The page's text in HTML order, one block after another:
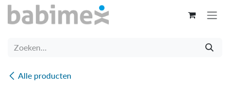
Overslaan naar inhoud
Alle producten